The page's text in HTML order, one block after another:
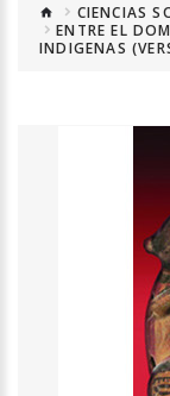
CIENCIAS
ENTRE EL
INDIGENAS